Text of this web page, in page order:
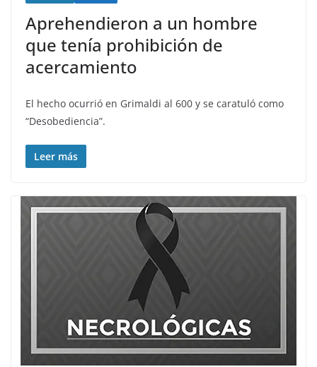
Aprehendieron a un hombre
que tenía prohibición de
acercamiento
El hecho ocurrió en Grimaldi al 600 y se caratuló como
“Desobediencia”.
Leer más